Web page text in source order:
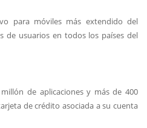
para móviles más extendido del
de usuarios en todos los países del
de aplicaciones y más de 400
de crédito asociada a su cuenta